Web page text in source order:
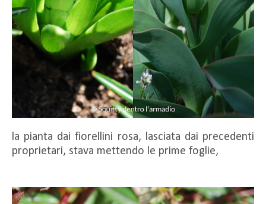
la pianta dai fiorellini rosa, lasciata dai precedenti
proprietari, stava mettendo le prime foglie,